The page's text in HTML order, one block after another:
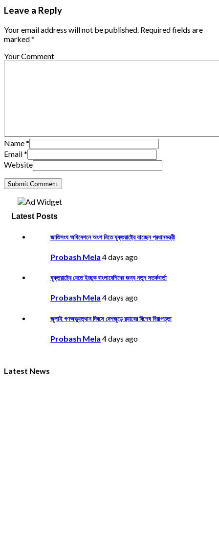
Leave a Reply
Your email address will not be published. Required fields are
marked *
Your Comment
Name*
Email*
Website
Latest Posts
জাতিসংঘ অধিবেশনে অংশ নিতে যুক্তরাষ্ট্রে যাচ্ছেন প্রধানমন্ত্রী
Probash Mela 4 days ago
যুক্তরাষ্ট্রে যেতে ইচ্ছুক বাংলাদেশিদের জন্য নতুন সতর্কবার্তা
Probash Mela 4 days ago
জুলাই গণঅভ্যুত্থান দিবসে দেশজুড়ে র‌্যাবের বিশেষ নিরাপত্তা
Probash Mela 4 days ago
Latest News